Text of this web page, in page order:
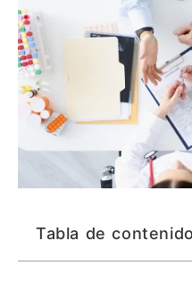
Tabla de contenido